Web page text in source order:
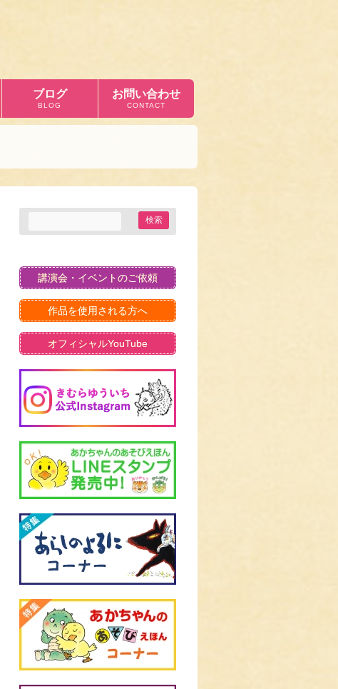
ブログ
BLOG
お問い合わせ
CONTACT
講演会・イベントのご依頼
作品を使用される方へ
オフィシャルYouTube